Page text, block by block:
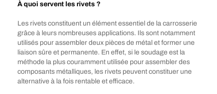
À quoi servent les rivets ?
Les rivets constituent un élément essentiel de la carrosserie
grâce à leurs nombreuses applications. Ils sont notamment
utilisés pour assembler deux pièces de métal et former une
liaison sûre et permanente. En effet, si le soudage est la
méthode la plus couramment utilisée pour assembler des
composants métalliques, les rivets peuvent constituer une
alternative à la fois rentable et efficace.